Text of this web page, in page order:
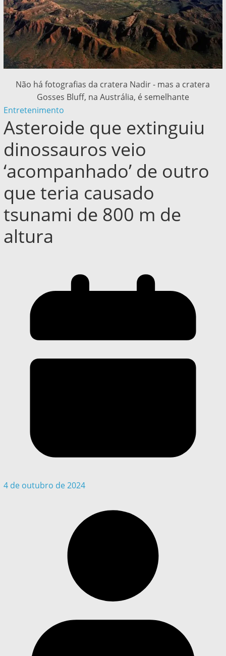
Não há fotografias da cratera Nadir - mas a cratera
Gosses Bluff, na Austrália, é semelhante
Entretenimento
Asteroide que extinguiu
dinossauros veio
‘acompanhado’ de outro
que teria causado
tsunami de 800 m de
altura
4 de outubro de 2024